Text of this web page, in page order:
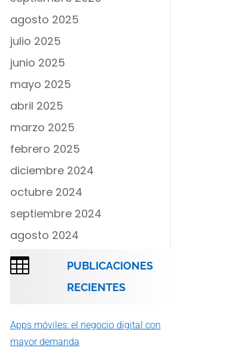
agosto 2025
julio 2025
junio 2025
mayo 2025
abril 2025
marzo 2025
febrero 2025
diciembre 2024
octubre 2024
septiembre 2024
agosto 2024

PUBLICACIONES
RECIENTES
Apps móviles: el negocio digital con
mayor demanda